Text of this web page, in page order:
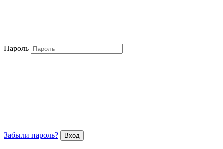
Пароль
Забыли пароль?